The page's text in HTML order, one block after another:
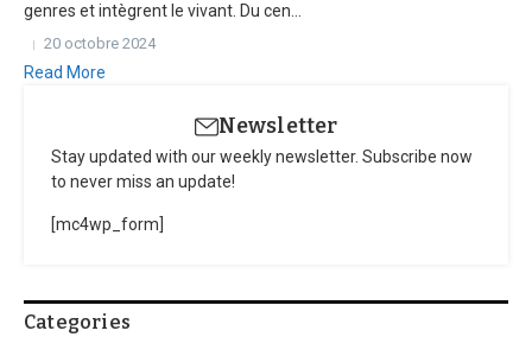
genres et intègrent le vivant. Du cen...
20 octobre 2024
Read More
Newsletter
Stay updated with our weekly newsletter. Subscribe now
to never miss an update!
[mc4wp_form]
Categories